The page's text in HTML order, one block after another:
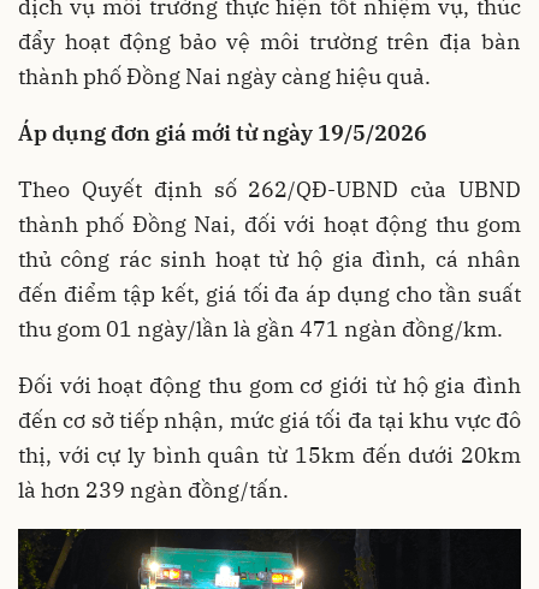
dịch vụ môi trường thực hiện tốt nhiệm vụ, thúc
đẩy hoạt động bảo vệ môi trường trên địa bàn
thành phố Đồng Nai ngày càng hiệu quả.
Áp dụng đơn giá mới từ ngày 19/5/2026
Theo Quyết định số 262/QĐ-UBND của UBND
thành phố Đồng Nai, đối với hoạt động thu gom
thủ công rác sinh hoạt từ hộ gia đình, cá nhân
đến điểm tập kết, giá tối đa áp dụng cho tần suất
thu gom 01 ngày/lần là gần 471 ngàn đồng/km.
Đối với hoạt động thu gom cơ giới từ hộ gia đình
đến cơ sở tiếp nhận, mức giá tối đa tại khu vực đô
thị, với cự ly bình quân từ 15km đến dưới 20km
là hơn 239 ngàn đồng/tấn.